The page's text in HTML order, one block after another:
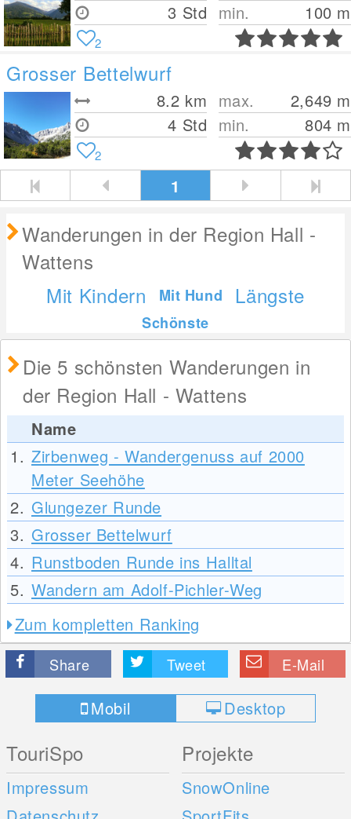
3 Std min.
100 m
2
Grosser Bettelwurf
8.2 km
4 Std
max. 2,649 m
min.
804 m
2
1
Wanderungen in der Region Hall -
Wattens
Mit Kindern
Mit Hund Längste
Schönste
Die 5 schönsten Wanderungen in
der Region Hall - Wattens
Name
1. Zirbenweg - Wandergenuss auf 2000
Meter Seehöhe
2. Glungezer Runde
3. Grosser Bettelwurf
4. Runstboden Runde ins Halltal
5. Wandern am Adolf-Pichler-Weg
Zum kompletten Ranking
Share Tweet E-Mail
Mobil Desktop
TouriSpo
Impressum
Projekte
SnowOnline